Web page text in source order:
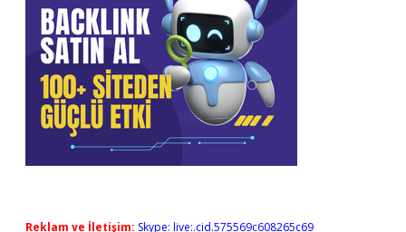
Reklam ve İletişim: Skype: live:.cid.575569c608265c69